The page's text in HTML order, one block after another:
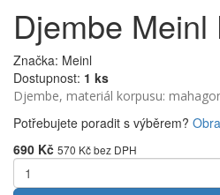
Djembe
Značka: Meinl
Dostupnost: 1 ks
Djembe, materiál korpusu:
Potřebujete poradit s výběrem?
690 Kč 570 Kčbez DPH